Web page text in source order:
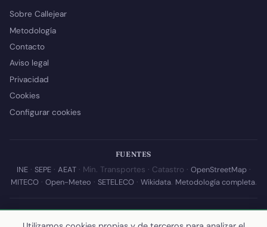
Sobre Callejear
Metodología
Contacto
Aviso legal
Privacidad
Cookies
Configurar cookies
FUENTES
INE· SEPE· AEAT· Min. Transportes · Catastro · OpenStreetMap·
MITECO· Open-Meteo · SETELECO· Wikidata. Metodología completa.
© 2026 Callejear.com — Directorio municipal de España con datos